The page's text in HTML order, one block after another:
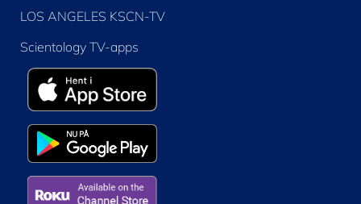
LOS ANGELES KSCN-TV
Scientology TV-apps